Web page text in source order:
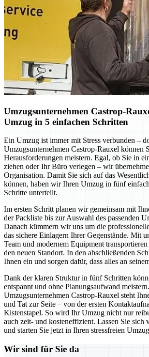
Umzugsunternehmen Castrop-
Umzug in 5 einfachen Schritten
Ein Umzug ist immer mit Stress verbunden –
Umzugsunternehmen Castrop-Rauxel können
Herausforderungen meistern. Egal, ob Sie in
ziehen oder Ihr Büro verlegen – wir
Organisation. Damit Sie sich auf das
können, haben wir Ihren Umzug in fünf
Schritte unterteilt.
Im ersten Schritt planen wir gemeinsam mit
der Packliste bis zur Auswahl des passenden
Danach kümmern wir uns um die
das sichere Einlagern Ihrer Gegenstände. Mit
Team und modernem Equipment
den neuen Standort. In den abschließenden
Ihnen ein und sorgen dafür, dass alles an
Dank der klaren Struktur in fünf Schritten
entspannt und ohne Planungsaufwand
Umzugsunternehmen Castrop-Rauxel steht
und Tat zur Seite – von der ersten
Kistenstapel. So wird Ihr Umzug nicht nur
auch zeit- und kosteneffizient. Lassen Sie sich
und starten Sie jetzt in Ihren stressfreien
Wir sind für Sie da